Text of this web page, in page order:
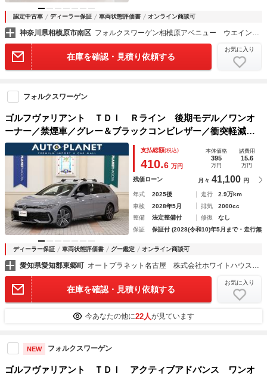
認定中古車 ディーラー保証 車両状態評価書 オンライン商談可
神奈川県相模原市南区
在庫を確認・見積り依頼する
お気に入り
フォルクスワーゲン
ゴルフヴァリアント ＴＤＩ Ｒライン 後期モデル／ワンオ
ーナー／禁煙車／グレー＆ブラックコンビレザー／衝突軽減ブ
レーキ／ＡＣＣ／Ｃａｒｐｌａｙ／ＡｎｄｒｏｉｄＡｕｔｏ／
ナビ／全周囲カメラ／パワーテールゲート／シートヒーター／
パワーシート／
支払総額(税込)
410.6 万円
本体価格
395
万円
諸費用
15.6
万円
残価ローン 月々 41,100 円
年式 2025後 走行
2.9万km
車検
2028年5月 排気
2000cc
整備
法定整備付 修復
なし
保証
保証付 (2028(令和10)年5月まで・走行無
ディーラー保証 車両状態評価書 グー鑑定 オンライン商談可
愛知県愛知郡東郷町 オートプラネット名古屋 株式会社ホワイトハウス正規ディーラーグループ
在庫を確認・見積り依頼する
お気に入り
今あなたの他に22人が見ています
NEW フォルクスワーゲン
ゴルフヴァリアント ＴＤＩ アクティブアドバンス ワンオ